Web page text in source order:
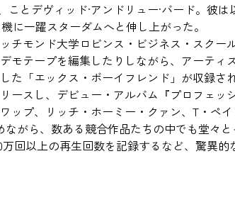
とデヴィッド·アンドリュー·バード。彼
に一躍スターダムへと伸し上がった。
モンド大学ロビンス・ビジネス・スク
テープを編集したりしながら、アーテ
「エックス・ボーイフレンド」が収録さ
ースし、デビュー・アルバム『プロフェ
プ、リッチ・ホーミー・クァン、T・ペ
がら、数ある競合作品たちの中でも堂々
回以上の再生回数を記録するなど、驚異的